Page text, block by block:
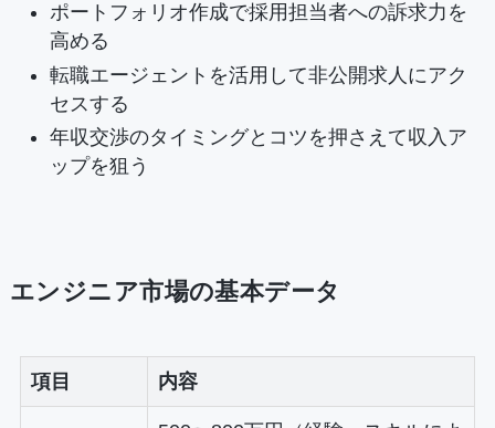
ポートフォリオ作成で採用担当者への訴求力を
高める
転職エージェントを活用して非公開求人にアク
セスする
年収交渉のタイミングとコツを押さえて収入ア
ップを狙う
エンジニア市場の基本データ
項目 内容